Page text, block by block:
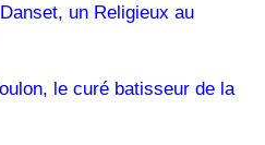
un Religieux au
le curé batisseur de la